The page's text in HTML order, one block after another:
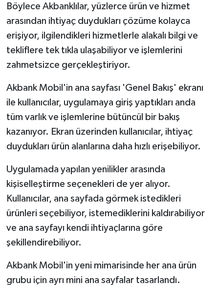
Böylece Akbanklılar, yüzlerce ürün ve hizmet
arasından ihtiyaç duydukları çözüme kolayca
erişiyor, ilgilendikleri hizmetlerle alakalı bilgi ve
tekliflere tek tıkla ulaşabiliyor ve işlemlerini
zahmetsizce gerçekleştiriyor.
Akbank Mobil'in ana sayfası 'Genel Bakış' ekranı
ile kullanıcılar, uygulamaya giriş yaptıkları anda
tüm varlık ve işlemlerine bütüncül bir bakış
kazanıyor. Ekran üzerinden kullanıcılar, ihtiyaç
duydukları ürün alanlarına daha hızlı erişebiliyor.
Uygulamada yapılan yenilikler arasında
kişiselleştirme seçenekleri de yer alıyor.
Kullanıcılar, ana sayfada görmek istedikleri
ürünleri seçebiliyor, istemediklerini kaldırabiliyor
ve ana sayfayı kendi ihtiyaçlarına göre
şekillendirebiliyor.
Akbank Mobil'in yeni mimarisinde her ana ürün
grubu için ayrı mini ana sayfalar tasarlandı.